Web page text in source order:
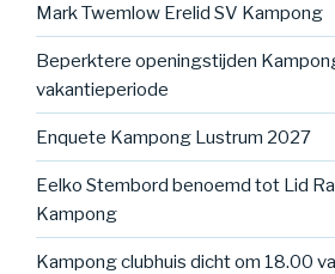
Mark Twemlow Erelid SV Kampong
Beperktere openingstijden
vakantieperiode
Enquete Kampong Lustrum 2027
Eelko Stembord benoemd tot Lid
Kampong
Kampong clubhuis dicht om 18.00